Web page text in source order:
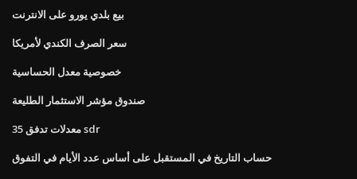
بيع بلدي يورو على الانترنت
سعر الصرف الكندي لأمريكا
خصوصية معدل الحساسية
صندوق مؤشر الاستثمار الطليعة
معدلات تدفق 35 sdr
حساب التاريخ في المستقبل على أساس عدد الأيام في التفوق